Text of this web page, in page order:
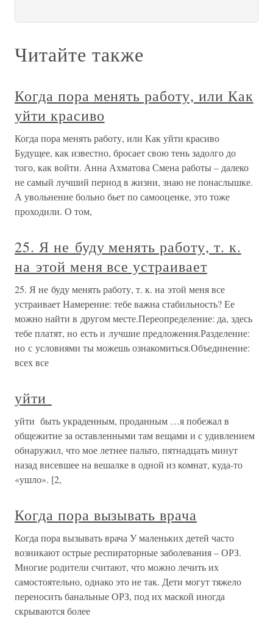
Читайте также
Когда пора менять работу, или Как
уйти красиво
Когда пора менять работу, или Как уйти красиво
Будущее, как известно, бросает свою тень задолго до
того, как войти. Анна Ахматова Смена работы – далеко
не самый лучший период в жизни, знаю не понаслышке.
А увольнение больно бьет по самооценке, это тоже
проходили. О том,
25. Я не буду менять работу, т. к.
на этой меня все устраивает
25. Я не буду менять работу, т. к. на этой меня все
устраивает Намерение: тебе важна стабильность? Ее
можно найти в другом месте.Переопределение: да, здесь
тебе платят, но есть и лучшие предложения.Разделение:
но с условиями ты можешь ознакомиться.Объединение:
всех все
уйти
уйти быть украденным, проданным …я побежал в
общежитие за оставленными там вещами и с удивлением
обнаружил, что мое летнее пальто, пятнадцать минут
назад висевшее на вешалке в одной из комнат, куда-то
«ушло». [2,
Когда пора вызывать врача
Когда пора вызывать врача У маленьких детей часто
возникают острые респираторные заболевания – ОРЗ.
Многие родители считают, что можно лечить их
самостоятельно, однако это не так. Дети могут тяжело
переносить банальные ОРЗ, под их маской иногда
скрываются более